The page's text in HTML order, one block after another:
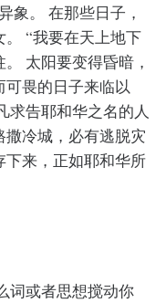
象。 在那些日子，
“我要在天上地下
太阳要变得昏暗，
畏的日子来临以
求告耶和华之名的人
冷城，必有逃脱灾
来，正如耶和华所
或者思想搅动你